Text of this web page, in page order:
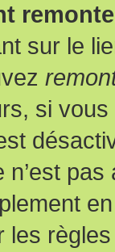
sur le
si
n’est
les